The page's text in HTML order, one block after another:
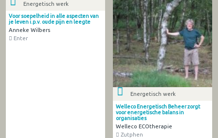
Energetisch werk
Voor soepelheid in alle aspecten van
je leven i.p.v. oude pijn en leegte
Anneke Wilbers
Enter
Energetisch werk
Welleco Energetisch Beheer zorgt
voor energetische balans in
organisaties
Welleco ECOtherapie
Zutphen